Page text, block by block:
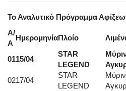
Το Αναλυτικό Πρόγραμμα
Α/
Α
ΗμερομηνίαΠλοίο
0115/04
STAR
LEGEND
0217/04
STAR
LEGEND